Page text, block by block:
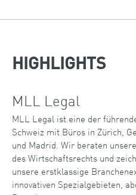
HIGHLIGHTS
MLL Legal
MLL Legal ist eine der
Schweiz mit Büros in Zürich,
und Madrid. Wir beraten
des Wirtschaftsrechts und
unsere erstklassige
innovativen Spezialgebieten,